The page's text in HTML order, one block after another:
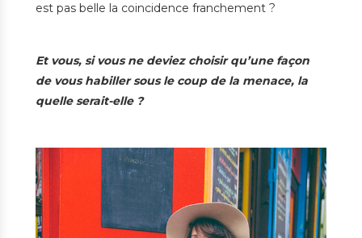
est pas belle la coincidence franchement ?
Et vous, si vous ne deviez choisir qu’une façon
de vous habiller sous le coup de la menace, la
quelle serait-elle ?